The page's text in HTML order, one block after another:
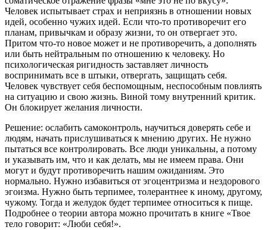
Человек испытывает страх и неприязнь в отношении новых
идей, особенно чужих идей. Если что-то противоречит его
планам, привычкам и образу жизни, то он отвергает это.
Притом что-то новое может и не противоречить, а дополнять
или быть нейтральным по отношению к человеку. Но
психологическая ригидность заставляет личность
воспринимать все в штыки, отвергать, защищать себя.
Человек чувствует себя беспомощным, неспособным повлиять
на ситуацию и свою жизнь. Виной тому внутренний критик.
Он блокирует желания личности.
Решение: ослабить самоконтроль, научиться доверять себе и
людям, начать прислушиваться к мнению других. Не нужно
пытаться все контролировать. Все люди уникальны, а потому
и указывать им, что и как делать, мы не имеем права. Они
могут и будут противоречить нашим ожиданиям. Это
нормально. Нужно избавиться от эгоцентризма и нездорового
эгоизма. Нужно быть терпимее, толерантнее к иному, другому,
чужому. Тогда и желудок будет терпимее относиться к пище.
Подробнее о теории автора можно прочитать в книге «Твое
тело говорит: «Люби себя!».